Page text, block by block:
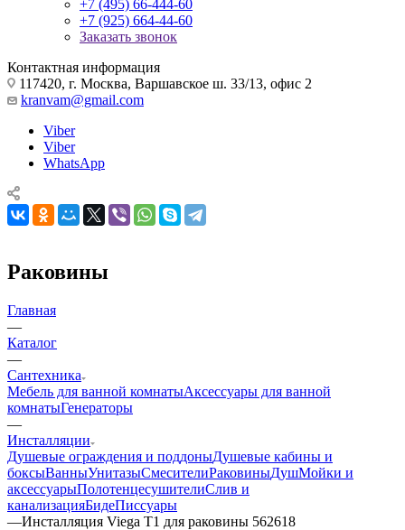
+7 (495) 66-444-60
+7 (925) 664-44-60
Заказать звонок
Контактная информация
117420, г. Москва, Варшавское ш. 33/13, офис 2
kranvam@gmail.com
Viber
Viber
WhatsApp
Раковины
Главная
—
Каталог
—
Сантехника
Мебель для ванной комнатыАксессуары для ванной
комнатыГенераторы
—
Инсталляции
Душевые ограждения и поддоныДушевые кабины и
боксыВанныУнитазыСмесителиРаковиныДушМойки и
аксессуарыПолотенцесушителиСлив и
канализацияБидеПиссуары
—Инсталляция Viega T1 для раковины 562618